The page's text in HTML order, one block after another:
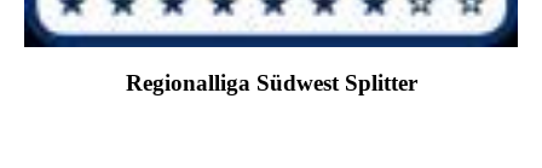
Regionalliga Südwest Splitter